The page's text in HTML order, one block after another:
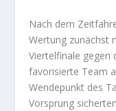
Nach dem
Wertung zunächst
Viertelfinale gegen
favorisierte Team
Wendepunkt des
Vorsprung